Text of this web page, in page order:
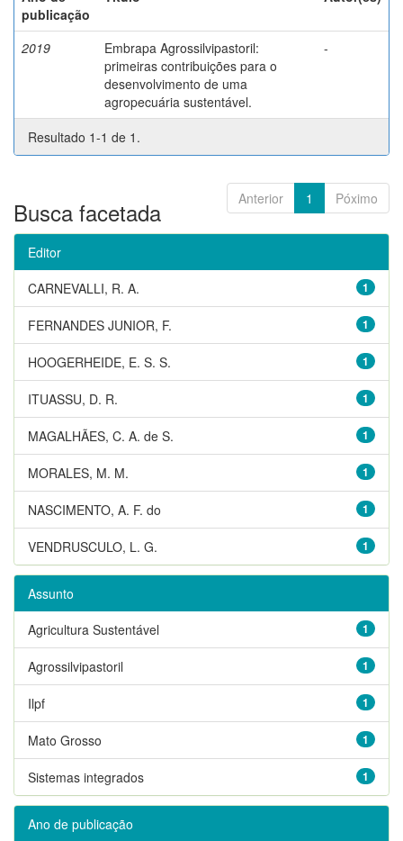
publicação
2019
Embrapa Agrossilvipastoril:
primeiras contribuições para o
desenvolvimento de uma
agropecuária sustentável.
-
Resultado 1-1 de 1.
Anterior 1 Póximo
Busca facetada
Editor
1
CARNEVALLI, R. A.
1
FERNANDES JUNIOR, F.
1
HOOGERHEIDE, E. S. S.
1
ITUASSU, D. R.
1
MAGALHÃES, C. A. de S.
1
MORALES, M. M.
1
NASCIMENTO, A. F. do
1
VENDRUSCULO, L. G.
Assunto
1
Agricultura Sustentável
1
Agrossilvipastoril
1
Ilpf
1
Mato Grosso
1
Sistemas integrados
Ano de publicação